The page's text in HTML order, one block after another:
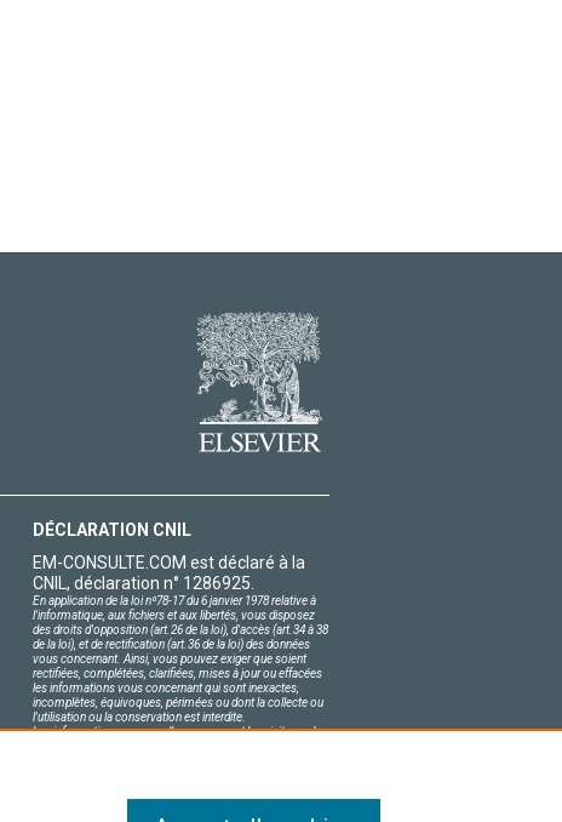
DÉCLARATION CNIL
EM-CONSULTE.COM est déclaré à la
CNIL, déclaration n° 1286925.
En application de la loi nº78-17 du 6 janvier 1978 relative à
l'informatique, aux fichiers et aux libertés, vous disposez
des droits d'opposition (art.26 de la loi), d'accès (art.34 à 38
de la loi), et de rectification (art.36 de la loi) des données
vous concernant. Ainsi, vous pouvez exiger que soient
rectifiées, complétées, clarifiées, mises à jour ou effacées
les informations vous concernant qui sont inexactes,
incomplètes, équivoques, périmées ou dont la collecte ou
l'utilisation ou la conservation est interdite.
Les informations personnelles concernant les visiteurs de